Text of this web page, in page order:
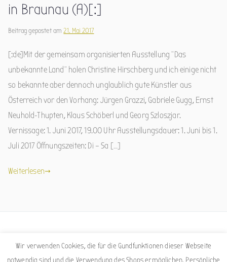
in Braunau (A)[:]
Beitrag gepostet am21. Mai 2017
[:de]Mit der gemeinsam organisierten Ausstellung “Das
unbekannte Land” holen Christine Hirschberg und ich einige nicht
so bekannte aber dennoch unglaublich gute Künstler aus
Österreich vor den Vorhang: Jürgen Grazzi, Gabriele Gugg, Ernst
Neuhold-Thupten, Klaus Schöberl und Georg Szloszjar.
Vernissage: 1. Juni 2017, 19.00 Uhr Ausstellungsdauer: 1. Juni bis 1.
Juli 2017 Öffnungszeiten: Di – Sa […]
Weiterlesen
Facebook
Instagram
Wir verwenden Cookies, die für die Gundfunktionen dieser Webseite
notwendig sind und die Verwendung des Shops ermöglichen. Persönliche